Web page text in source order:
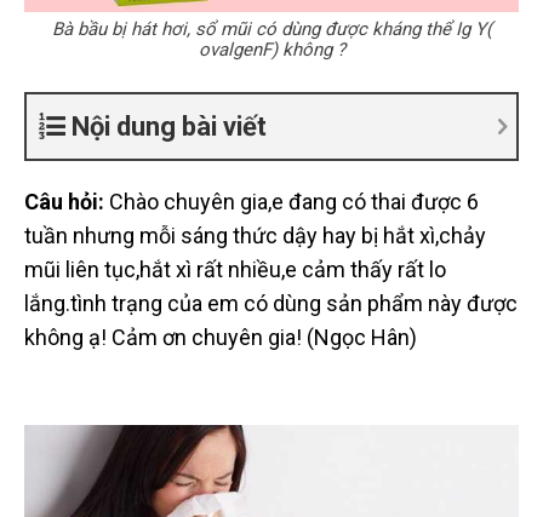
Bà bầu bị hát hơi, sổ mũi có dùng được kháng thể Ig Y(
ovalgenF) không ?
Nội dung bài viết
Câu hỏi: Chào chuyên gia,e đang có thai được 6
tuần nhưng mỗi sáng thức dậy hay bị hắt xì,chảy
mũi liên tục,hắt xì rất nhiều,e cảm thấy rất lo
lắng.tình trạng của em có dùng sản phẩm này được
không ạ! Cảm ơn chuyên gia! (Ngọc Hân)